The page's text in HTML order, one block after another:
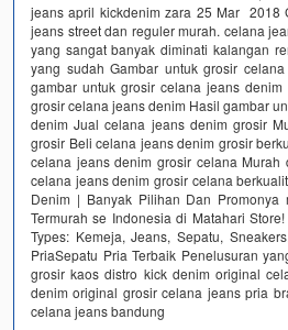
jeans april kickdenim zara 25 Mar 2018
jeans street dan reguler murah. celana
yang sangat banyak diminati kalangan
yang sudah Gambar untuk grosir
gambar untuk grosir celana jeans
grosir celana jeans denim Hasil gambar
denim Jual celana jeans denim grosir
grosir Beli celana jeans denim grosir
celana jeans denim grosir celana
celana jeans denim grosir celana
Denim | Banyak Pilihan Dan Promonya‎
Termurah se Indonesia di Matahari
Types: Kemeja, Jeans, Sepatu,
PriaSepatu Pria Terbaik Penelusuran
grosir kaos distro kick denim original
denim original grosir celana jeans pria
celana jeans bandung